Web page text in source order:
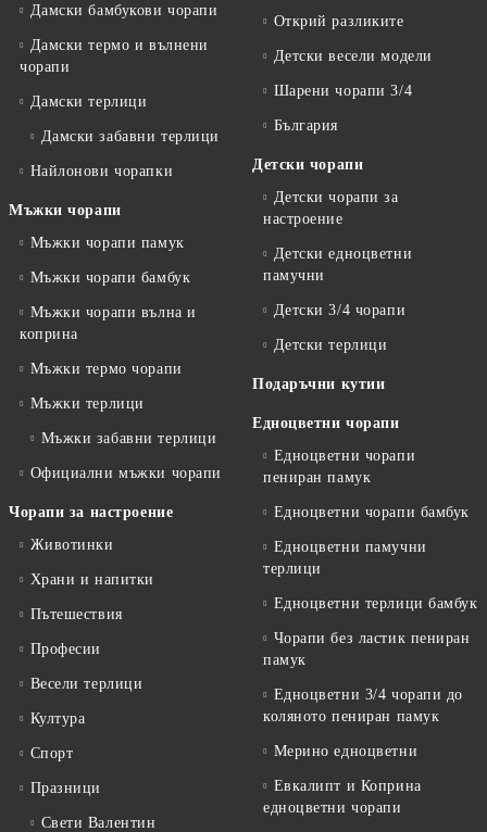
Дамски бамбукови чорапи
Дамски термо и вълнени
чорапи
Дамски терлици
Дамски забавни терлици
Найлонови чорапки
Мъжки чорапи
Мъжки чорапи памук
Мъжки чорапи бамбук
Мъжки чорапи вълна и
коприна
Мъжки термо чорапи
Мъжки терлици
Мъжки забавни терлици
Официални мъжки чорапи
Чорапи за настроение
Животинки
Храни и напитки
Пътешествия
Професии
Весели терлици
Култура
Спорт
Празници
Свети Валентин
Открий разликите
Детски весели модели
Шарени чорапи 3/4
България
Детски чорапи
Детски чорапи за
настроение
Детски едноцветни
памучни
Детски 3/4 чорапи
Детски терлици
Подаръчни кутии
Едноцветни чорапи
Едноцветни чорапи
пениран памук
Едноцветни чорапи бамбук
Едноцветни памучни
терлици
Едноцветни терлици бамбук
Чорапи без ластик пениран
памук
Едноцветни 3/4 чорапи до
коляното пениран памук
Мерино едноцветни
Евкалипт и Коприна
едноцветни чорапи